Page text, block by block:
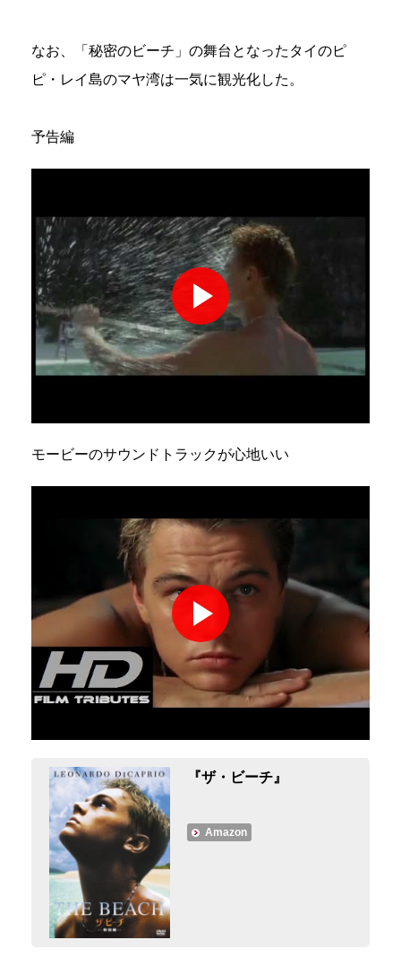
なお、「秘密のビーチ」の舞台となったタイのピ
ピ・レイ島のマヤ湾は一気に観光化した。
予告編
モービーのサウンドトラックが心地いい
『ザ・ビーチ』
Amazon